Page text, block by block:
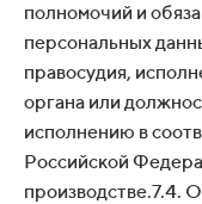
полномочий и
персональных
правосудия,
органа или
исполнению в
Российской
производстве.7.4.